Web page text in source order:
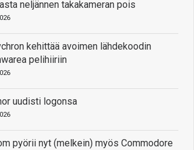
neljännen takakameran pois
kehittää avoimen lähdekoodin
pelihiiriin
uudisti logonsa
pyörii nyt (melkein) myös Commodore